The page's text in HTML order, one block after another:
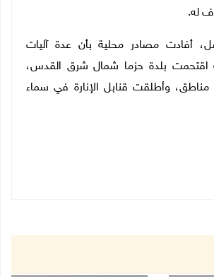
له.
أفادت مصادر محلية بأن عدة آليات
اقتحمت بلدة حزما شمال شرق القدس،
وأطلقت قنابل الإنارة في سماء